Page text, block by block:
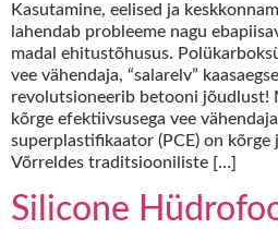
Kasutamine, eelised ja
lahendab probleeme nagu
madal ehitustõhusus.
vee vähendaja, “salarelv”
revolutsioneerib betooni jõudlust!
kõrge efektiivsusega vee
superplastifikaator (PCE) on
Võrreldes traditsiooniliste […]
Silicone